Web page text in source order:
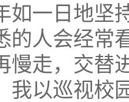
如一日地坚
的人会经常
慢走，交替
我以巡视校